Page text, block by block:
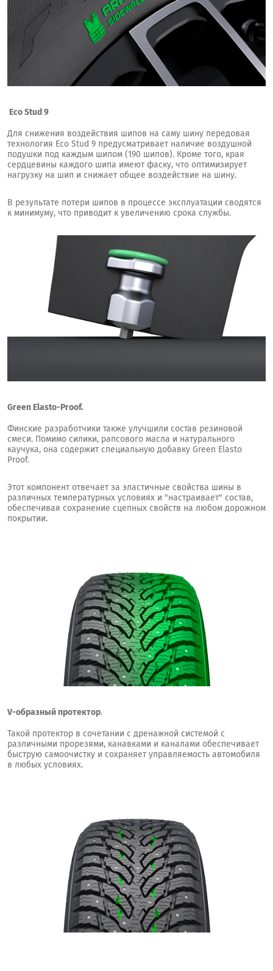
Eco Stud 9
Для снижения воздействия шипов на саму шину передовая
технология Eco Stud 9 предусматривает наличие воздушной
подушки под каждым шипом (190 шипов). Кроме того, края
сердцевины каждого шипа имеют фаску, что оптимизирует
нагрузку на шип и снижает общее воздействие на шину.
В результате потери шипов в процессе эксплуатации сводятся
к минимуму, что приводит к увеличению срока службы.
Green Elasto-Proof.
Финские разработчики также улучшили состав резиновой
смеси. Помимо силики, рапсового масла и натурального
каучука, она содержит специальную добавку Green Elasto
Proof.
Этот компонент отвечает за эластичные свойства шины в
различных температурных условиях и "настраивает" состав,
обеспечивая сохранение сцепных свойств на любом дорожном
покрытии.
V-образный протектор.
Такой протектор в сочетании с дренажной системой с
различными прорезями, канавками и каналами обеспечивает
быструю самоочистку и сохраняет управляемость автомобиля
в любых условиях.